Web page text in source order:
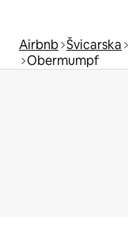
Airbnb Švicarska
Obermumpf